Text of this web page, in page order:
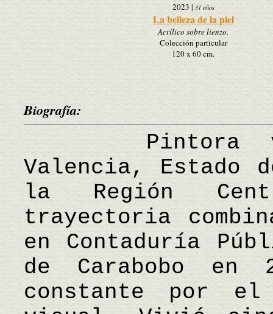
2023| 31 años
La belleza de la piel
Acrílico sobre lienzo.
Colección particular
120 x 60 cm.
Biografía:
Pintora
Valencia, Estado
la Región
trayectoria
en Contaduría
de Carabobo en
constante por